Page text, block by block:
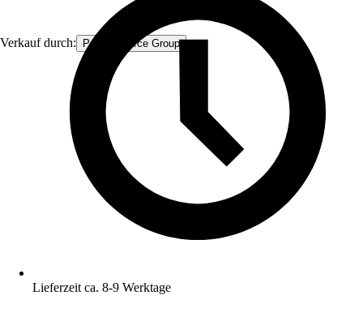
Verkauf durch: Procommerce Group
Lieferzeit ca. 8-9 Werktage